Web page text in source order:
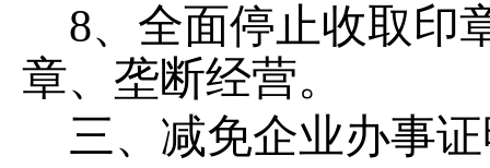
8、全面停止收取印
章、垄断经营。
三、 减免企业办事